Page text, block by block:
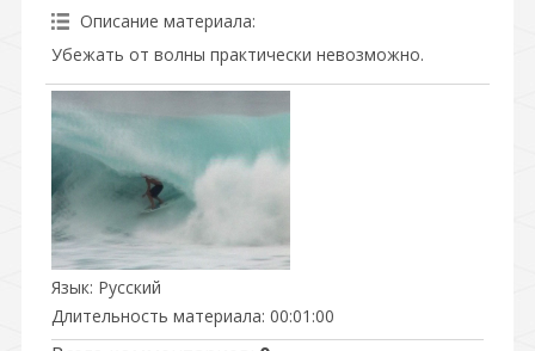
Описание материала:
Убежать от волны практически невозможно.
Язык: Русский
Длительность материала: 00:01:00